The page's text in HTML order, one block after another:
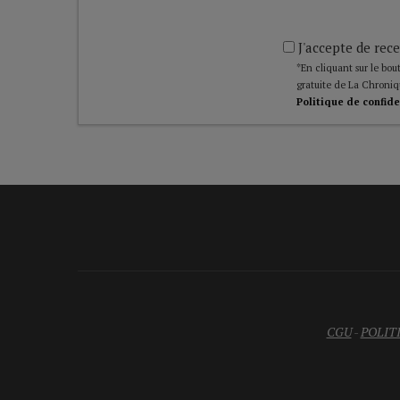
J'accepte de
*En cliquant sur le
gratuite de La
Politique de
CGU-